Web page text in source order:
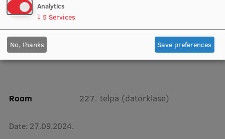
Souvenirs and books
Lifelong Learning
Ethics and Equity Training
Room 227. telpa (datorklase)
Date: 27.09.2024.
Analytics
↓ 5 Services
No, thanks Save preferences